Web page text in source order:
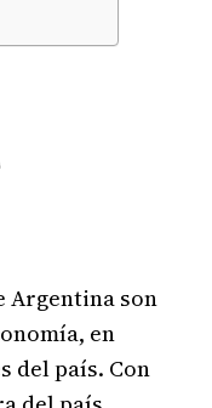
Argentina son
en
del país. Con